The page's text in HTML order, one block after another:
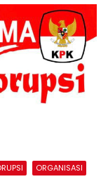
ORGANISASI